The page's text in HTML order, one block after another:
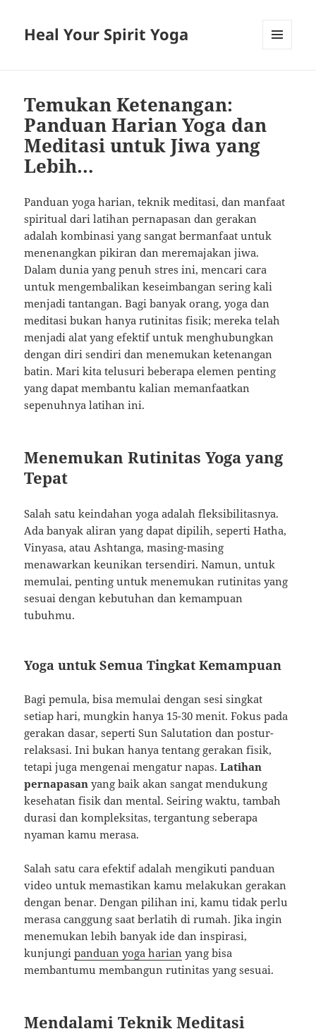
Heal Your Spirit Yoga
Temukan Ketenangan:
Panduan Harian Yoga dan
Meditasi untuk Jiwa yang
Lebih…
Panduan yoga harian, teknik meditasi, dan manfaat
spiritual dari latihan pernapasan dan gerakan
adalah kombinasi yang sangat bermanfaat untuk
menenangkan pikiran dan meremajakan jiwa.
Dalam dunia yang penuh stres ini, mencari cara
untuk mengembalikan keseimbangan sering kali
menjadi tantangan. Bagi banyak orang, yoga dan
meditasi bukan hanya rutinitas fisik; mereka telah
menjadi alat yang efektif untuk menghubungkan
dengan diri sendiri dan menemukan ketenangan
batin. Mari kita telusuri beberapa elemen penting
yang dapat membantu kalian memanfaatkan
sepenuhnya latihan ini.
Menemukan Rutinitas Yoga yang
Tepat
Salah satu keindahan yoga adalah fleksibilitasnya.
Ada banyak aliran yang dapat dipilih, seperti Hatha,
Vinyasa, atau Ashtanga, masing-masing
menawarkan keunikan tersendiri. Namun, untuk
memulai, penting untuk menemukan rutinitas yang
sesuai dengan kebutuhan dan kemampuan
tubuhmu.
Yoga untuk Semua Tingkat Kemampuan
Bagi pemula, bisa memulai dengan sesi singkat
setiap hari, mungkin hanya 15-30 menit. Fokus pada
gerakan dasar, seperti Sun Salutation dan postur-
relaksasi. Ini bukan hanya tentang gerakan fisik,
tetapi juga mengenai mengatur napas.Latihan
pernapasan yang baik akan sangat mendukung
kesehatan fisik dan mental. Seiring waktu, tambah
durasi dan kompleksitas, tergantung seberapa
nyaman kamu merasa.
Salah satu cara efektif adalah mengikuti panduan
video untuk memastikan kamu melakukan gerakan
dengan benar. Dengan pilihan ini, kamu tidak perlu
merasa canggung saat berlatih di rumah. Jika ingin
menemukan lebih banyak ide dan inspirasi,
kunjungipanduan yoga harian yang bisa
membantumu membangun rutinitas yang sesuai.
Mendalami Teknik Meditasi